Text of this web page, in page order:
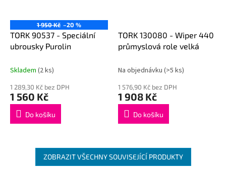
1 950 Kč –20 %
TORK 90537 - Speciální
ubrousky Purolin
Skladem (2 ks)
1 289,30 Kč bez DPH
1 560 Kč
Do košíku
TORK 130080 - Wiper 440
průmyslová role velká
Na objednávku (>5 ks)
1 576,90 Kč bez DPH
1 908 Kč
Do košíku
ZOBRAZIT VŠECHNY SOUVISEJÍCÍ PRODUKTY